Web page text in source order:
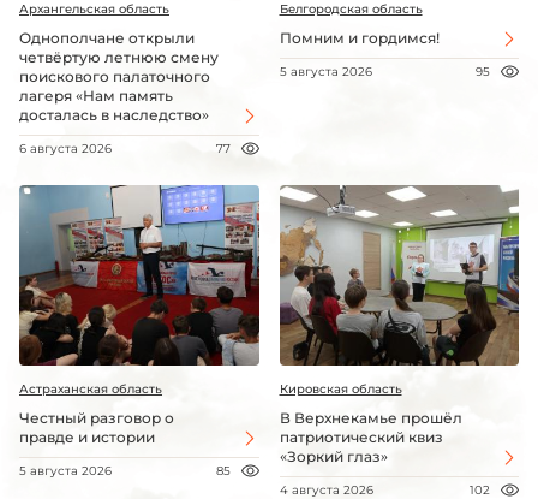
Архангельская область
Однополчане открыли
четвёртую летнюю смену
поискового палаточного
лагеря «Нам память
досталась в наследство»
6 августа 2026 77
Белгородская область
Помним и гордимся!
5 августа 2026 95
Астраханская область
Честный разговор о
правде и истории
5 августа 2026 85
Кировская область
В Верхнекамье прошёл
патриотический квиз
«Зоркий глаз»
4 августа 2026 102